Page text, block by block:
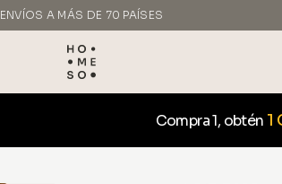
ENVÍOS A MÁS DE 70 PAÍSES
HECHO EN ITALIA
Compra 1, obtén 1